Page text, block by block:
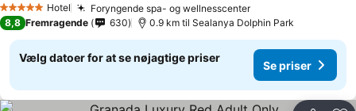
5 Stjerner Hotel Foryngende spa- og wellnesscenter
8,8 Fremragende 630 0.9 km til Sealanya Dolphin Park
Vælg datoer for at se nøjagtige priser
Se priser